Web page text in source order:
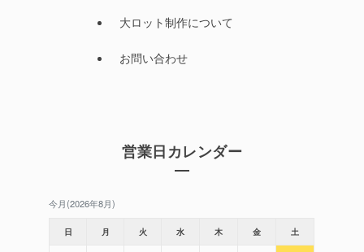
大ロット制作について
お問い合わせ
営業日カレンダー
今月(2026年8月)
日 月 火 水 木 金 土